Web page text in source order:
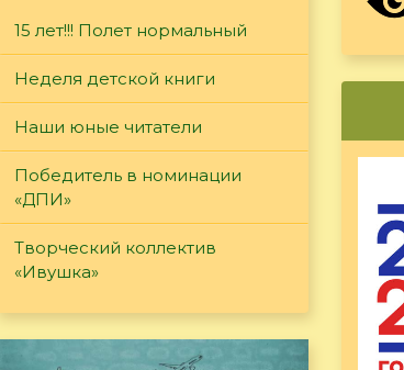
15 лет!!! Полет нормальный
Неделя детской книги
Наши юные читатели
Победитель в номинации
«ДПИ»
Творческий коллектив
«Ивушка»